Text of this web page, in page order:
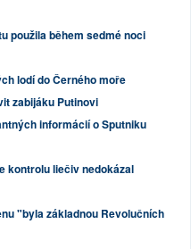
použila během sedmé noci
lodí do Černého moře
zabijáku Putinovi
informácií o Sputniku
kontrolu liečiv nedokázal
"byla základnou Revolučních